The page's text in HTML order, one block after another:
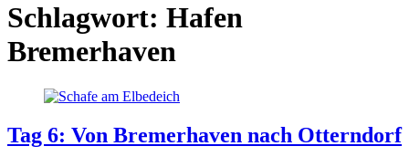
Schlagwort: Hafen
Bremerhaven
Tag 6: Von Bremerhaven nach Otterndorf